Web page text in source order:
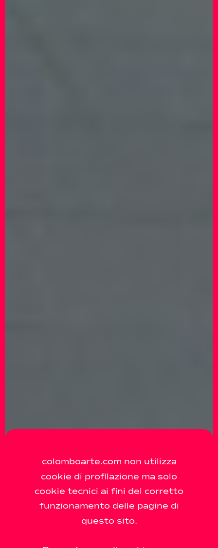
colomboarte.com non utilizza
cookie di profilazione ma solo
cookie tecnici ai fini del corretto
funzionamento delle pagine di
questo sito.